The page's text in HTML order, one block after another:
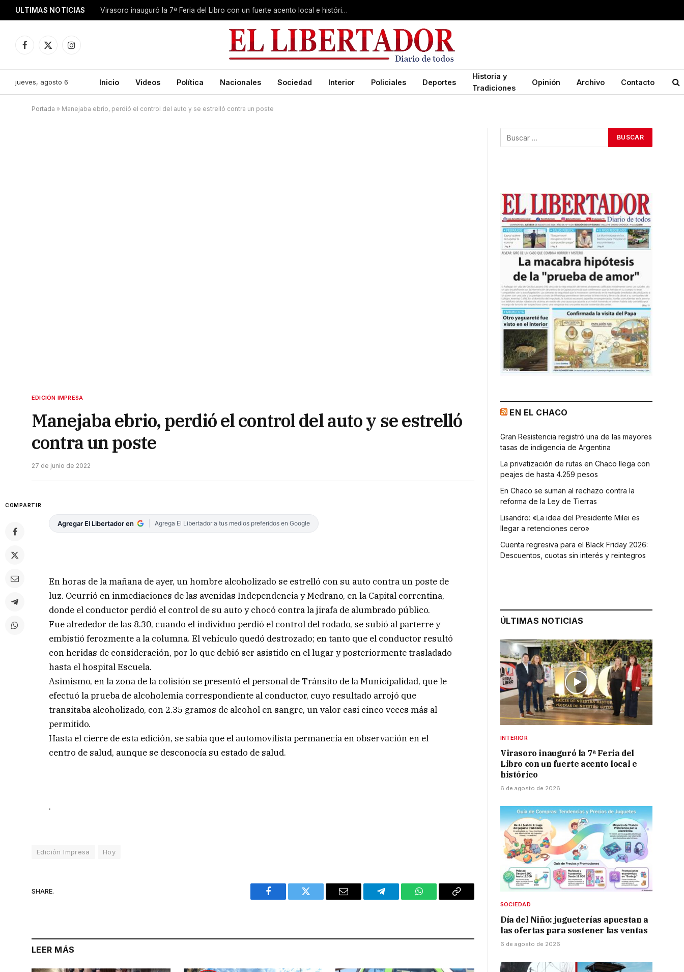
ULTIMAS NOTICIAS Virasoro inauguró la 7ª Feria del Libro con un fuerte acento local e histórico
Facebook
X
Instagram
jueves, agosto 6 Inicio Videos Política Nacionales Sociedad Interior Policiales Deportes
Historia y
Tradiciones
Opinión Archivo Contacto
Portada » Manejaba ebrio, perdió el control del auto y se estrelló contra un poste
EDICIÓN IMPRESA
Manejaba ebrio, perdió el control del auto y se estrelló
contra un poste
27 de junio de 2022
COMPARTIR
Agregar El Libertador en Agrega El Libertador a tus medios preferidos en Google
En horas de la mañana de ayer, un hombre alcoholizado se estrelló con su auto contra un poste de
luz. Ocurrió en inmediaciones de las avenidas Independencia y Medrano, en la Capital correntina,
donde el conductor perdió el control de su auto y chocó contra la jirafa de alumbrado público.
Fue alrededor de las 8.30, cuando el individuo perdió el control del rodado, se subió al parterre y
embistió ferozmente a la columna. El vehículo quedó destrozado; en tanto que el conductor resultó
con heridas de consideración, por lo que debió ser asistido en el lugar y posteriormente trasladado
hasta el hospital Escuela.
Asimismo, en la zona de la colisión se presentó el personal de Tránsito de la Municipalidad, que le
efectuó la prueba de alcoholemia correspondiente al conductor, cuyo resultado arrojó que
transitaba alcoholizado, con 2.35 gramos de alcohol en sangre, un valor casi cinco veces más al
permitido.
Hasta el cierre de esta edición, se sabía que el automovilista permanecía en observación en el
centro de salud, aunque se desconocía su estado de salud.
.
Edición Impresa Hoy
SHARE.
Facebook Twitter Email Telegram WhatsAppCopy
LEER MÁS
EN EL CHACO
Gran Resistencia registró una de las mayores
tasas de indigencia de Argentina
La privatización de rutas en Chaco llega con
peajes de hasta 4.259 pesos
En Chaco se suman al rechazo contra la
reforma de la Ley de Tierras
Lisandro: «La idea del Presidente Milei es
llegar a retenciones cero»
Cuenta regresiva para el Black Friday 2026:
Descuentos, cuotas sin interés y reintegros
ÚLTIMAS NOTICIAS
INTERIOR
Virasoro inauguró la 7ª Feria del
Libro con un fuerte acento local e
histórico
6 de agosto de 2026
SOCIEDAD
Día del Niño: jugueterías apuestan a
las ofertas para sostener las ventas
6 de agosto de 2026